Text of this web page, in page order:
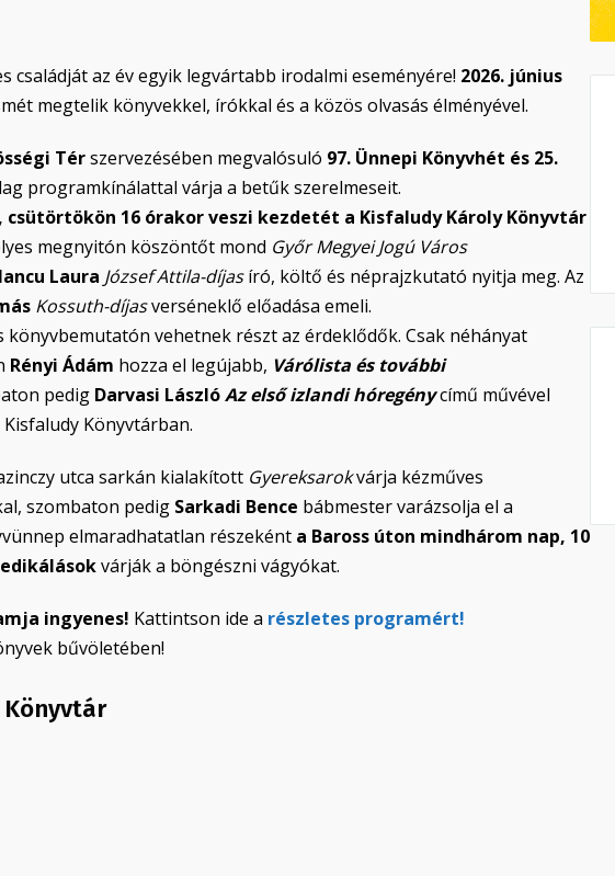
családját az év egyik legvártabb irodalmi eseményére! 2026. június
megtelik könyvekkel, írókkal és a közös olvasás élményével.
Térszervezésében megvalósuló 97. Ünnepi Könyvhét és 25.
programkínálattal várja a betűk szerelmeseit.
csütörtökön 16 órakor veszi kezdetét a Kisfaludy Károly Könyvtár
megnyitón köszöntőt mond Győr Megyei Jogú Város
Iancu Laura József Attila-díjasíró, költő és néprajzkutató nyitja meg. Az
Kossuth-díjasverséneklő előadása emeli.
könyvbemutatón vehetnek részt az érdeklődők. Csak néhányat
Rényi Ádám hozza el legújabb, Várólista és további
pedig Darvasi LászlóAz első izlandi hóregénycímű művével
Könyvtárban.
utca sarkán kialakított Gyereksarokvárja kézműves
szombaton pedig Sarkadi Bence bábmester varázsolja el a
elmaradhatatlan részeként a Baross úton mindhárom nap, 10
várják a böngészni vágyókat.
ingyenes! Kattintson ide a részletes programért!
bűvöletében!